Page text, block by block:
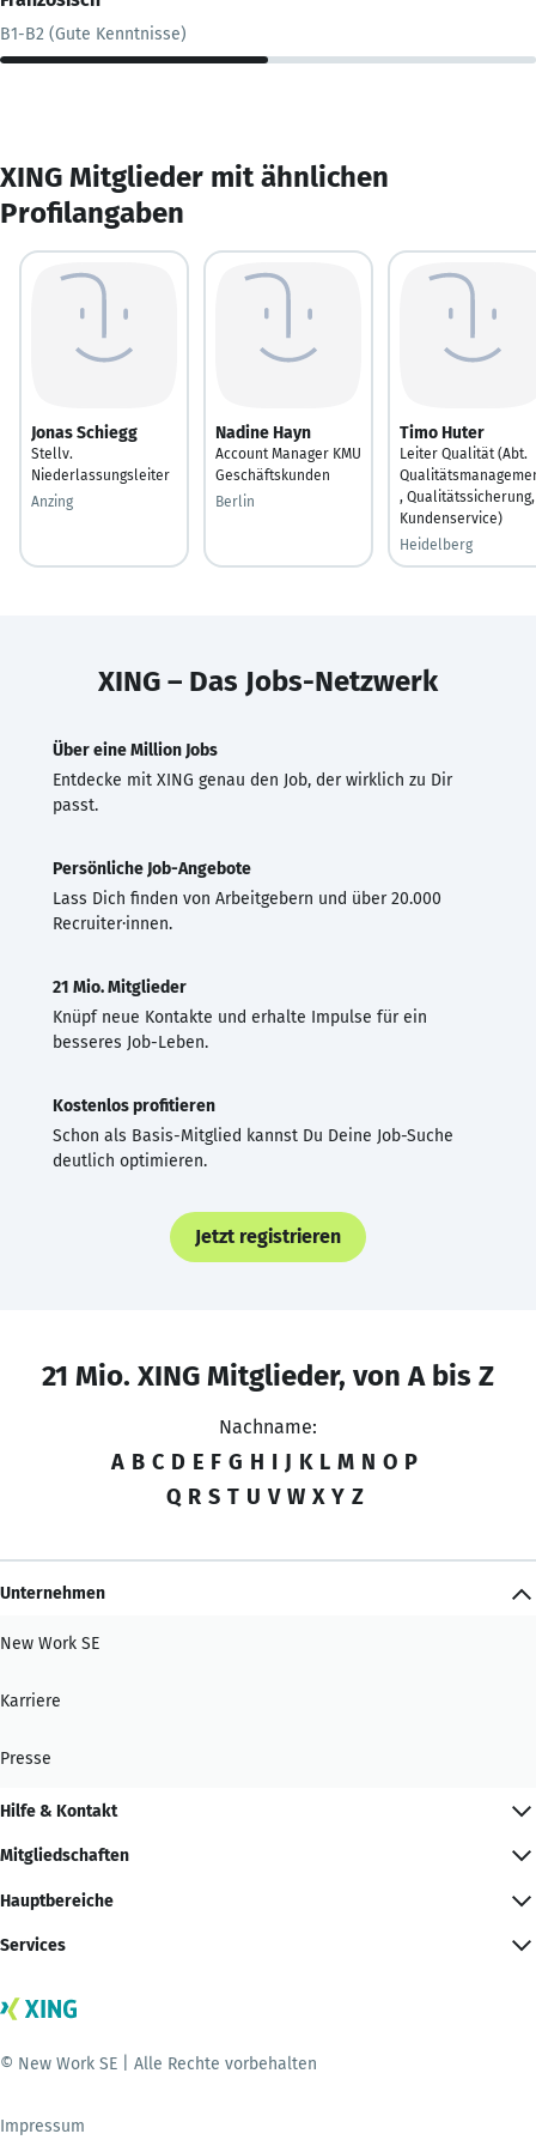
B1-B2 (Gute Kenntnisse)
XING Mitglieder mit ähnlichen
Profilangaben
Jonas Schiegg
Stellv.
Niederlassungsleiter
Anzing
Nadine Hayn
Account Manager KMU
Geschäftskunden
Berlin
Timo Huter
Leiter Qualität (Abt.
, Qualitätssicherung,
Kundenservice)
Heidelberg
XING – Das Jobs-Netzwerk
Über eine Million Jobs
Entdecke mit XING genau den Job, der wirklich zu Dir
passt.
Persönliche Job-Angebote
Lass Dich finden von Arbeitgebern und über 20.000
Recruiter·innen.
21 Mio. Mitglieder
Knüpf neue Kontakte und erhalte Impulse für ein
besseres Job-Leben.
Kostenlos profitieren
Schon als Basis-Mitglied kannst Du Deine Job-Suche
deutlich optimieren.
Jetzt registrieren
21 Mio. XING Mitglieder, von A bis Z
Nachname:
A B C D E F G H I J K L M N O P
Q R S T U V W X Y Z
Unternehmen
New Work SE
Karriere
Presse
Hilfe & Kontakt
Mitgliedschaften
Hauptbereiche
Services
© New Work SE | Alle Rechte vorbehalten
Impressum